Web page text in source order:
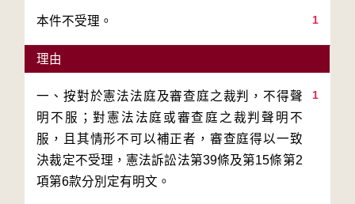
1
本件不受理。
理由
1
一、按對於憲法法庭及審查庭之裁判，不得聲
明不服；對憲法法庭或審查庭之裁判聲明不
服，且其情形不可以補正者，審查庭得以一致
決裁定不受理，憲法訴訟法第39條及第15條第2